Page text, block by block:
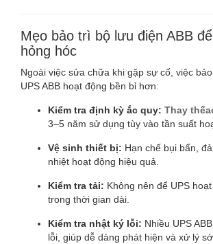
Mẹo bảo trì bộ lưu điện ABB
hỏng hóc
Ngoài việc sửa chữa khi gặp sự cố, việc
UPS ABB hoạt động bền bỉ hơn:
Kiểm tra định kỳ ắc quy: Thay
3–5 năm sử dụng tùy vào tần suất
Vệ sinh thiết bị: Hạn chế bụi bẩn,
nhiệt hoạt động hiệu quả.
Kiểm tra tải: Không nên để UPS
trong thời gian dài.
Kiểm tra nhật ký lỗi: Nhiều UPS
lỗi, giúp dễ dàng phát hiện và xử lý